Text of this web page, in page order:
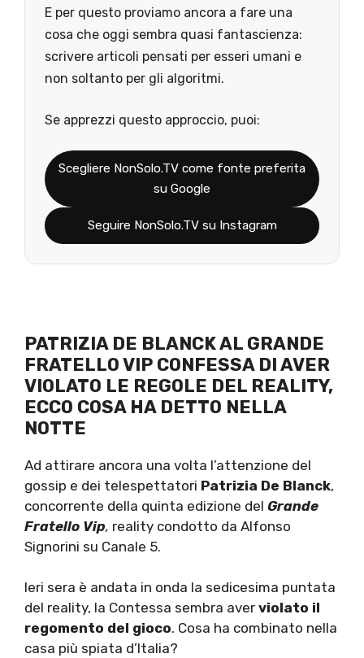
E per questo proviamo ancora a fare una
cosa che oggi sembra quasi fantascienza:
scrivere articoli pensati per esseri umani e
non soltanto per gli algoritmi.
Se apprezzi questo approccio, puoi:
Scegliere NonSolo.TV come fonte preferita
su Google
Seguire NonSolo.TV su Instagram
PATRIZIA DE BLANCK AL GRANDE
FRATELLO VIP CONFESSA DI AVER
VIOLATO LE REGOLE DEL REALITY,
ECCO COSA HA DETTO NELLA
NOTTE
Ad attirare ancora una volta l’attenzione del
gossip e dei telespettatori Patrizia De Blanck,
concorrente della quinta edizione del Grande
Fratello Vip, reality condotto da Alfonso
Signorini su Canale 5.
Ieri sera è andata in onda la sedicesima puntata
del reality, la Contessa sembra aver violato il
regomento del gioco. Cosa ha combinato nella
casa più spiata d’Italia?